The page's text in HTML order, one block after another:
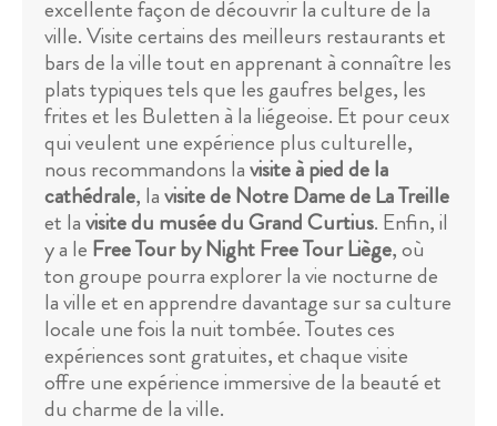
excellente façon de découvrir la culture de la
ville. Visite certains des meilleurs restaurants et
bars de la ville tout en apprenant à connaître les
plats typiques tels que les gaufres belges, les
frites et les Buletten à la liégeoise. Et pour ceux
qui veulent une expérience plus culturelle,
nous recommandons lavisite à pied de la
cathédrale, lavisite de Notre Dame de La Treille
et lavisite du musée du Grand Curtius. Enfin, il
y a le Free Tour by Night Free Tour Liège, où
ton groupe pourra explorer la vie nocturne de
la ville et en apprendre davantage sur sa culture
locale une fois la nuit tombée. Toutes ces
expériences sont gratuites, et chaque visite
offre une expérience immersive de la beauté et
du charme de la ville.